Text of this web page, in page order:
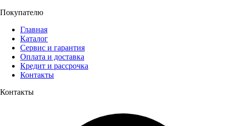
Покупателю
Главная
Каталог
Сервис и гарантия
Оплата и доставка
Кредит и рассрочка
Контакты
Контакты